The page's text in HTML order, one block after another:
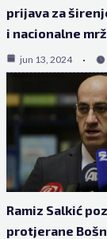
prijava za
i nacionalne
jun 13, 2024
Ramiz Salkić
protjerane